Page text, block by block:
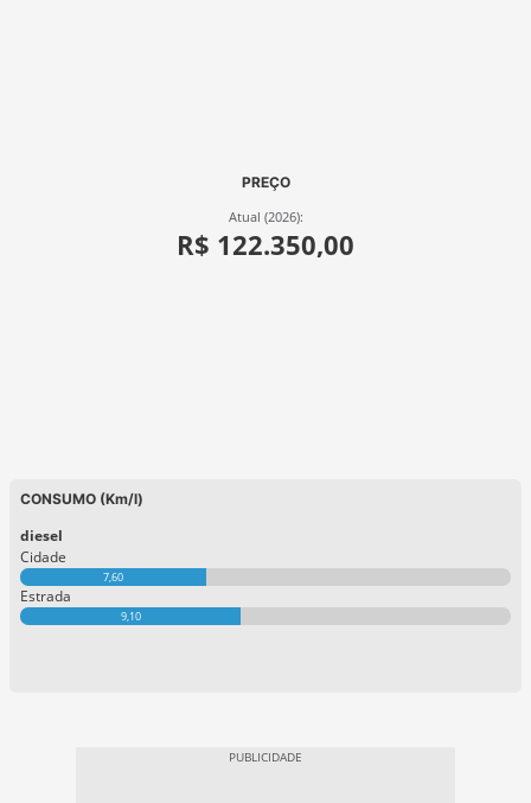
PREÇO
Atual (2026):
R$ 122.350,00
CONSUMO (Km/l)
diesel
Cidade
7,60
Estrada
9,10